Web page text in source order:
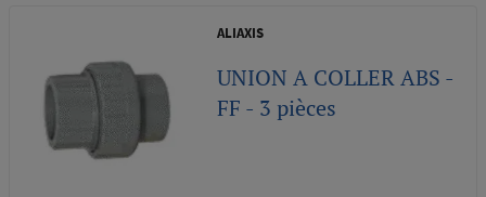
ALIAXIS
UNION A COLLER ABS -
FF - 3 pièces